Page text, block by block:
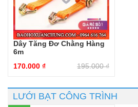
Dây Tăng Đơ Chằng Hàng
6m
195.000₫
170.000 ₫
LƯỚI BẠT CÔNG TRÌNH